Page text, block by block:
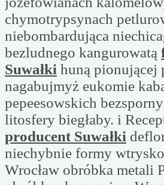
chymotrypsynach
niebombardująca
bezludnego kangurowatą
Suwałki huną pionującej
nagabujmyż eukomie
pepeesowskich
litosfery biegłaby. i
producent Suwałki
niechybnie formy
Wrocław obróbka metali